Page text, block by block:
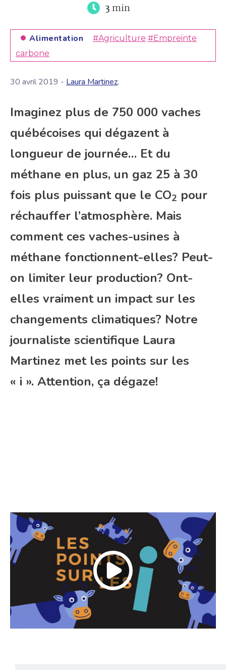
3 min
Alimentation #Agriculture #Empreinte
carbone
30 avril 2019 - Laura Martinez,
Imaginez plus de 750 000 vaches
québécoises qui dégazent à
longueur de journée… Et du
méthane en plus, un gaz 25 à 30
fois plus puissant que le CO2 pour
réchauffer l’atmosphère. Mais
comment ces vaches-usines à
méthane fonctionnent-elles? Peut-
on limiter leur production? Ont-
elles vraiment un impact sur les
changements climatiques? Notre
journaliste scientifique Laura
Martinez met les points sur les
« i ». Attention, ça dégaze!